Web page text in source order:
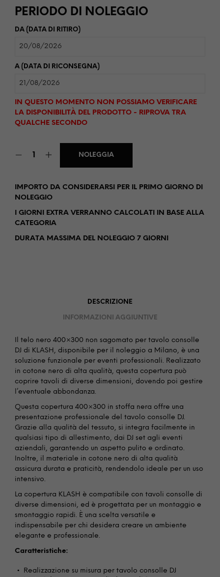
PERIODO DI NOLEGGIO
DA (DATA DI RITIRO)
A (DATA DI RICONSEGNA)
IN QUESTO MOMENTO NON POSSIAMO VERIFICARE
LA DISPONIBILITÀ DEL PRODOTTO - RIPROVA TRA
QUALCHE SECONDO
NOLEGGIA
IMPORTO DA CONSIDERARSI PER IL PRIMO GIORNO DI
NOLEGGIO
I GIORNI EXTRA VERRANNO CALCOLATI IN BASE ALLA
CATEGORIA
DURATA MASSIMA DEL NOLEGGIO 7 GIORNI
DESCRIZIONE
INFORMAZIONI AGGIUNTIVE
Il telo nero 400×300 non sagomato per tavolo consolle
DJ di KLASH, disponibile per il noleggio a Milano, è una
soluzione funzionale per eventi professionali. Realizzato
in cotone nero di alta qualità, questa copertura può
coprire tavoli di diverse dimensioni, dovendo poi gestire
l’eventuale abbondanza.
Questa copertura 400×300 in stoffa nera offre una
presentazione professionale del tavolo consolle DJ.
Grazie alla qualità del tessuto, si integra facilmente in
qualsiasi tipo di allestimento, dai DJ set agli eventi
aziendali, garantendo un aspetto pulito e ordinato.
Inoltre, il materiale in cotone nero di alta qualità
assicura durata e praticità, rendendolo ideale per un uso
intensivo.
La copertura KLASH è compatibile con tavoli consolle di
diverse dimensioni, ed è progettata per un montaggio e
smontaggio rapidi. È una scelta versatile e
indispensabile per chi desidera creare un ambiente
elegante e professionale.
Caratteristiche:
Realizzazione su misura per tavolo consolle DJ